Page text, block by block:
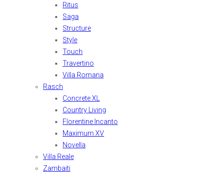
Ritus
Saga
Structure
Style
Touch
Travertino
Villa Romana
Rasch
Concrete XL
Country Living
Florentine Incanto
Maximum XV
Novella
Villa Reale
Zambaiti